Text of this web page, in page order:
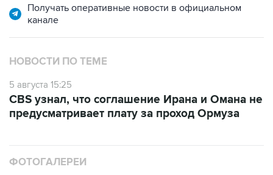
Получать оперативные новости в официальном
канале
НОВОСТИ ПО ТЕМЕ
5 августа 15:25
CBS узнал, что соглашение Ирана и Омана не
предусматривает плату за проход Ормуза
ФОТОГАЛЕРЕИ